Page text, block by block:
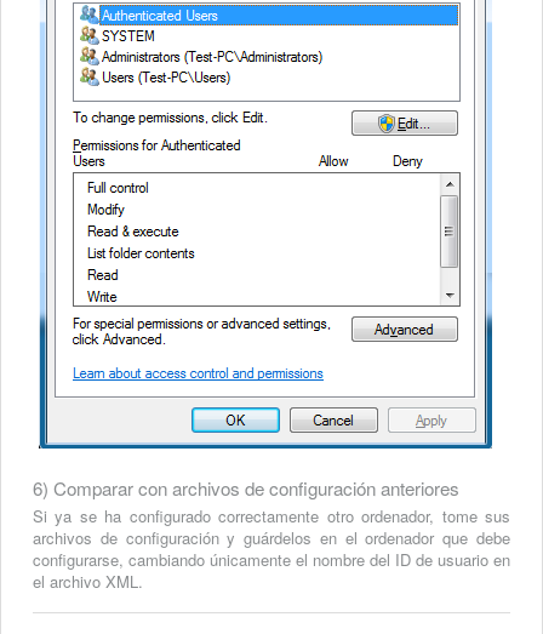
6) Comparar con archivos de configuración anteriores
Si ya se ha configurado correctamente otro ordenador, tome sus
archivos de configuración y guárdelos en el ordenador que debe
configurarse, cambiando únicamente el nombre del ID de usuario en
el archivo XML.